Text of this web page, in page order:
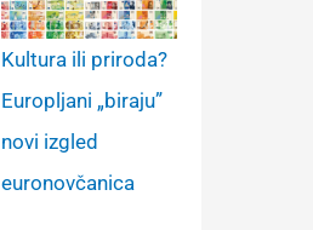
Kultura ili priroda?
Europljani „biraju”
novi izgled
euronovčanica